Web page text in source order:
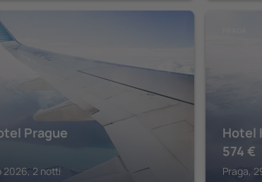
Prague
2026, 2 notti
Hotel
574 €
Praga,